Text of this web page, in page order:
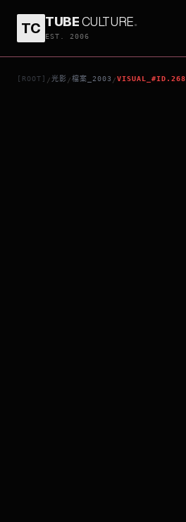
TC TUBECULTURE.
EST. 2006
[ROOT] /光影 /檔案_2003 /VISUAL_#ID.268
未來戰士3殲滅者 TX